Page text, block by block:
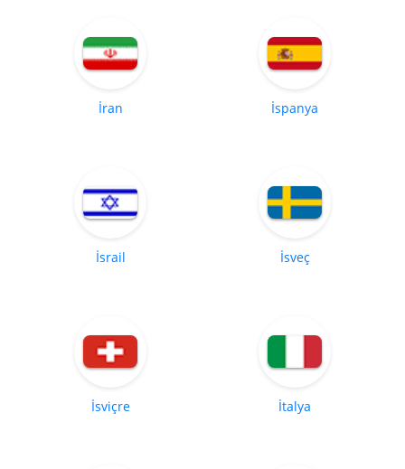
İran İspanya
İsrail İsveç
İsviçre İtalya